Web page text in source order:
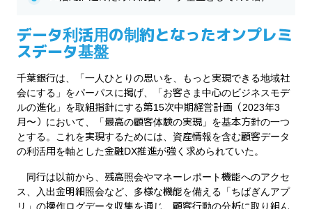
データ利活用の制約となったオンプレミ
スデータ基盤
千葉銀行は、「一人ひとりの思いを、もっと実現できる地域社
会にする」をパーパスに掲げ、「お客さま中心のビジネスモデ
ルの進化」を取組指針にする第15次中期経営計画（2023年3
月〜）において、「最高の顧客体験の実現」を基本方針の一つ
とする。これを実現するためには、資産情報を含む顧客データ
の利活用を軸とした金融DX推進が強く求められていた。
同行は以前から、残高照会やマネーレポート機能へのアクセ
ス、入出金明細照会など、多様な機能を備える「ちばぎんアプ
リ」の操作ログデータ収集を通じ、顧客行動の分析に取り組ん